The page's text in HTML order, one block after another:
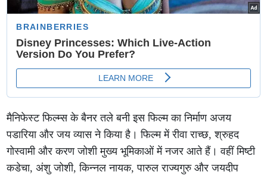
मैनिफेस्ट फिल्म्स के बैनर तले बनी इस फिल्म का निर्माण अजय
पडारिया और जय व्यास ने किया है। फिल्म में रीवा राच्छ, श्रुहद
गोस्वामी और करण जोशी मुख्य भूमिकाओं में नजर आते हैं। वहीं मिष्टी
कडेचा, अंशु जोशी, किन्नल नायक, पारुल राज्यगुरु और जयदीप